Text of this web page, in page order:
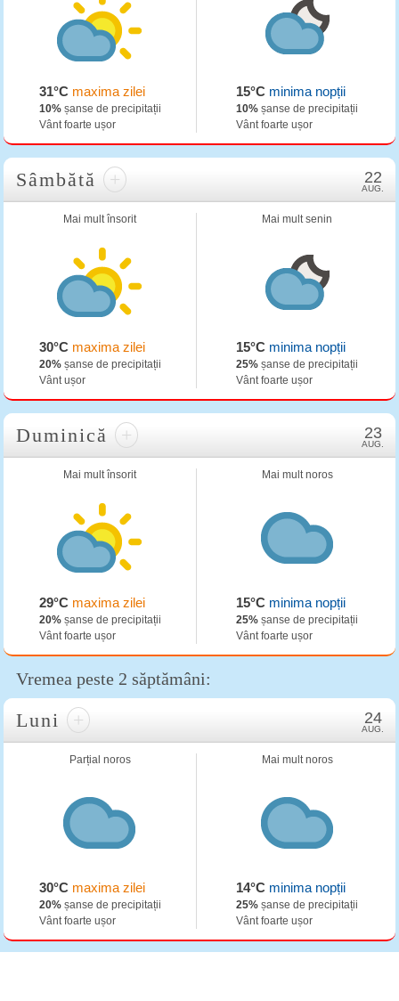
31°Cmaxima zilei
10%șanse de precipitații
Vânt foarte ușor
15°C minima nopții
10% șanse de precipitații
Vânt foarte ușor
Sâmbătă + 22
AUG.
Mai mult însorit
30°Cmaxima zilei
20%șanse de precipitații
Vânt ușor
Mai mult senin
15°C minima nopții
25% șanse de precipitații
Vânt foarte ușor
Duminică + 23
AUG.
Mai mult însorit
29°Cmaxima zilei
20%șanse de precipitații
Vânt foarte ușor
Mai mult noros
15°C minima nopții
25% șanse de precipitații
Vânt foarte ușor
Vremea peste 2 săptămâni:
Luni + 24
AUG.
Parțial noros
30°Cmaxima zilei
20%șanse de precipitații
Vânt foarte ușor
Mai mult noros
14°C minima nopții
25% șanse de precipitații
Vânt foarte ușor